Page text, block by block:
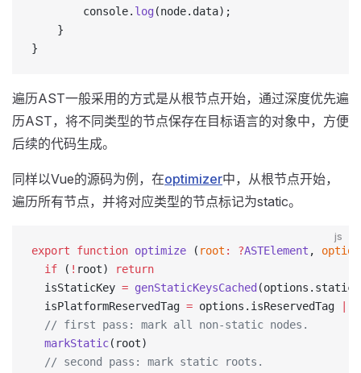
        console.
log (node.data);
    }
}
遍历AST一般采用的方式是从根节点开始，通过深度优先遍
历AST，将不同类型的节点保存在目标语言的对象中，方便
后续的代码生成。
同样以Vue的源码为例，在optimizer中，从根节点开始，
遍历所有节点，并将对应类型的节点标记为static。
js
export function optimize ( root : ?ASTElement ,
  if
( ! root)
return
  isStaticKey
= genStaticKeysCached
  isPlatformReservedTag
= options.isReservedTag
  // first pass: mark all non-static nodes.
  markStatic
(root)
  // second pass: mark static roots.